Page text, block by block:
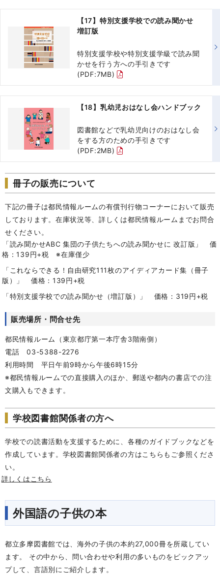
【17】特別支援学校での読み聞かせ
増訂版
特別支援学校や特別支援学級で読み聞
かせを行う方への手引きです
(PDF:7MB)
【18】乳幼児おはなし会ハンドブック
図書館などで乳幼児向けのおはなし会
をする方のための手引きです
(PDF:2MB)
冊子の販売について
下記の冊子は都民情報ルームの有償刊行物コーナーにおいて販売
しております。在庫状況等、詳しくは都民情報ルームまでお問合
せください。
「読み聞かせABC 集団の子供たちへの読み聞かせに 改訂版」 価
格：139円+税 ※在庫僅少
「これならできる！自由研究111枚のアイディアカード集（冊子
版）」 価格：139円+税
「特別支援学校での読み聞かせ（増訂版）」 価格：319円+税
販売場所・問合せ先
都民情報ルーム（東京都庁第一本庁舎3階南側）
電話 03-5388-2276
利用時間 平日午前9時から午後6時15分
※都民情報ルームでの直接購入のほか、郵送や都内の書店での注
文購入もできます。
学校図書館関係者の方へ
学校での読書活動を支援するために、各種のガイドブックなどを
作成しています。学校図書館関係者の方はこちらもご参照くださ
い。
詳しくはこちら
外国語の子供の本
都立多摩図書館では、海外の子供の本約27,000冊を所蔵してい
ます。 その中から、問い合わせや利用の多いものをピックアッ
プして、言語別にご紹介します。